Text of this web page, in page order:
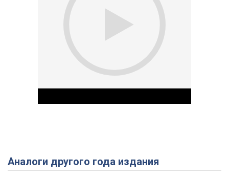
Play Video
Аналоги другого года издания